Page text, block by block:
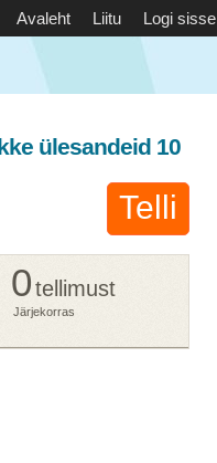
Avaleht Liitu Logi sisse
ülesandeid 10
Telli
0tellimust
Järjekorras